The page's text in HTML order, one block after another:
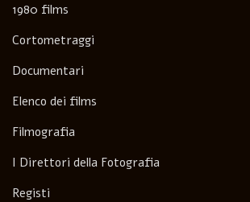
1980 films
Cortometraggi
Documentari
Elenco dei films
Filmografia
I Direttori della Fotografia
Registi